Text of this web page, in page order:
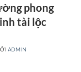
phong
tài lộc
ADMIN